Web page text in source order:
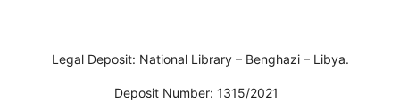
Legal Deposit: National Library – Benghazi – Libya.
Deposit Number: 1315/2021